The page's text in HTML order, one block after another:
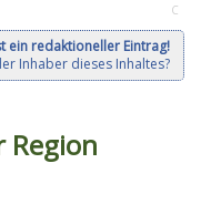
C
ein redaktioneller Eintrag!
Inhaber dieses Inhaltes?